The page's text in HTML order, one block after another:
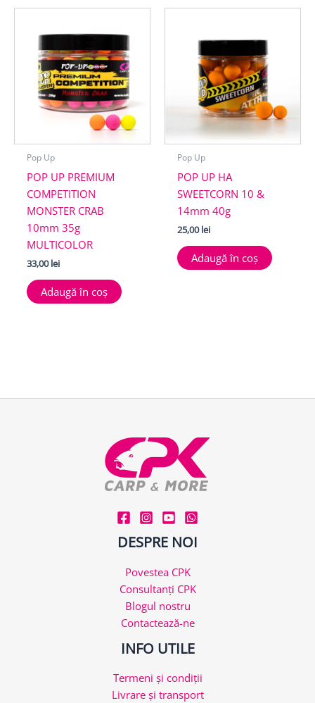
Pop Up
POP UP PREMIUM
COMPETITION
MONSTER CRAB
10mm 35g
MULTICOLOR
33,00lei
Adaugă în coș
Pop Up
POP UP HA
SWEETCORN 10 &
14mm 40g
25,00lei
Adaugă în coș
DESPRE NOI
Povestea CPK
Consultanți CPK
Blogul nostru
Contactează-ne
INFO UTILE
Termeni și condiții
Livrare și transport